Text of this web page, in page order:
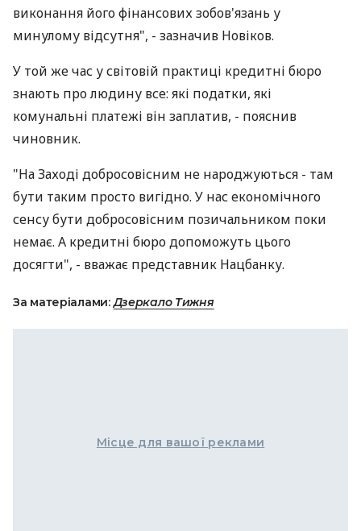
виконання його фінансових зобов'язань у
минулому відсутня", - зазначив Новіков.
У той же час у світовій практиці кредитні бюро
знають про людину все: які податки, які
комунальні платежі він заплатив, - пояснив
чиновник.
"На Заході добросовісним не народжуються - там
бути таким просто вигідно. У нас економічного
сенсу бути добросовісним позичальником поки
немає. А кредитні бюро допоможуть цього
досягти", - вважає представник Нацбанку.
За матеріалами:Дзеркало Тижня
Місце для вашої реклами